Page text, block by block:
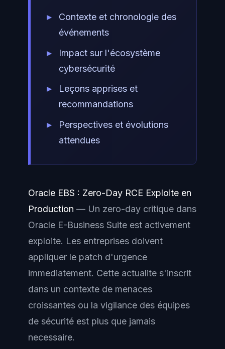
Contexte et chronologie des
événements
Impact sur l'écosystème
cybersécurité
Leçons apprises et
recommandations
Perspectives et évolutions
attendues
Oracle EBS : Zero-Day RCE Exploite en
Production — Un zero-day critique dans
Oracle E-Business Suite est activement
exploite. Les entreprises doivent
appliquer le patch d'urgence
immediatement. Cette actualite s'inscrit
dans un contexte de menaces
croissantes ou la vigilance des équipes
de sécurité est plus que jamais
necessaire.